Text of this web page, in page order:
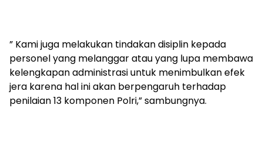
” Kami juga melakukan tindakan disiplin kepada
personel yang melanggar atau yang lupa membawa
kelengkapan administrasi untuk menimbulkan efek
jera karena hal ini akan berpengaruh terhadap
penilaian 13 komponen Polri,” sambungnya.